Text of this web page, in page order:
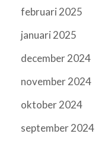
februari 2025
januari 2025
december 2024
november 2024
oktober 2024
september 2024